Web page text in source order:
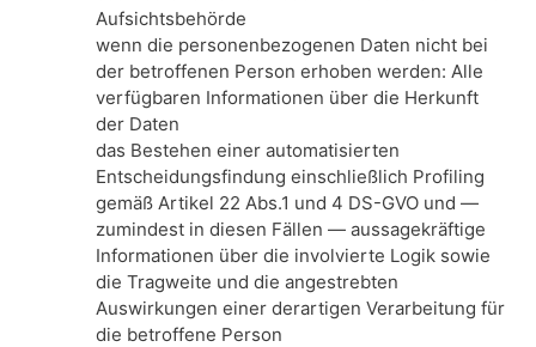
Aufsichtsbehörde
wenn die personenbezogenen Daten nicht bei
der betroffenen Person erhoben werden: Alle
verfügbaren Informationen über die Herkunft
der Daten
das Bestehen einer automatisierten
Entscheidungsfindung einschließlich Profiling
gemäß Artikel 22 Abs.1 und 4 DS-GVO und —
zumindest in diesen Fällen — aussagekräftige
Informationen über die involvierte Logik sowie
die Tragweite und die angestrebten
Auswirkungen einer derartigen Verarbeitung für
die betroffene Person